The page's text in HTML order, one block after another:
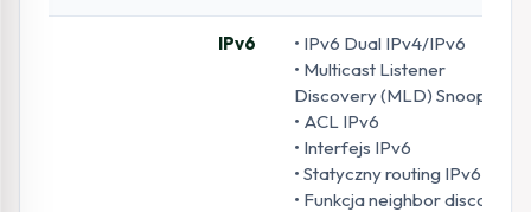
IPv6
• IPv6 Dual IPv4/IPv6
• Multicast Listener
Discovery (MLD) Snooping
• ACL IPv6
• Interfejs IPv6
• Statyczny routing IPv6
• Funkcja neighbor discovery